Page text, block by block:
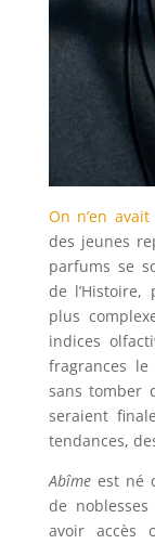
On n’en
des jeunes
parfums se
de l’Histoire,
plus
indices
fragrances
sans tomber
seraient
tendances,
Abîmeest né
de
avoir accès